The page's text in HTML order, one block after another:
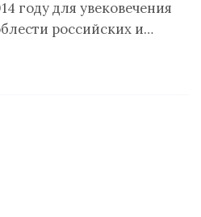
году для увековечения
российских и…